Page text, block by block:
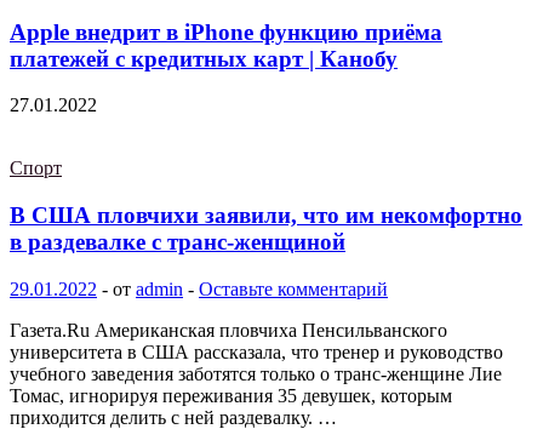
Apple внедрит в iPhone функцию приёма
платежей с кредитных карт | Канобу
27.01.2022
Спорт
В США пловчихи заявили, что им некомфортно
в раздевалке с транс-женщиной
29.01.2022 - от admin - Оставьте комментарий
Газета.Ru Американская пловчиха Пенсильванского
университета в США рассказала, что тренер и руководство
учебного заведения заботятся только о транс-женщине Лие
Томас, игнорируя переживания 35 девушек, которым
приходится делить с ней раздевалку. …